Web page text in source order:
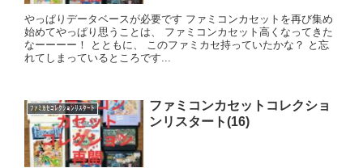
やっぱりデータベースが必要です ファミコンカセットを再び集め
始めてやっぱり思うことは、 ファミコンカセット高くなってきた
なーーーー！ とともに、 このファミカセ持っていたかな？ と忘
れてしまっているところです...
ﾌｧﾐｶｾｺﾚｸｼｮﾝﾘｽﾀｰﾄ
ファミコンカセットコレクショ
ンリスタート(16)